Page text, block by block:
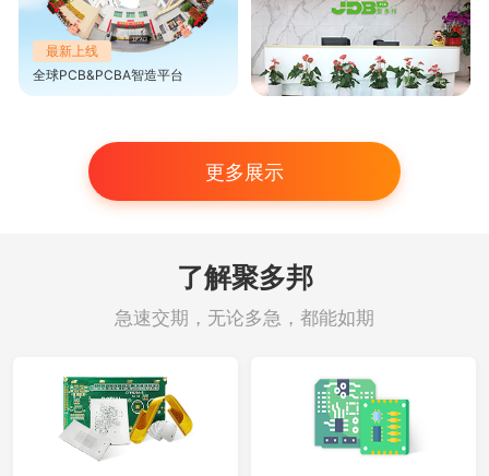
最新上线
全球PCB&PCBA智造平台
更多展示
了解聚多邦
急速交期，无论多急，都能如期